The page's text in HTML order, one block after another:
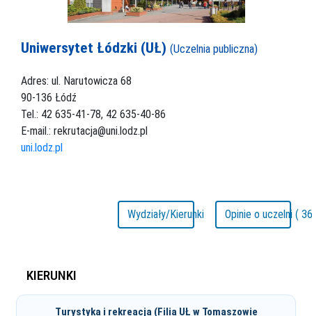
Uniwersytet Łódzki (UŁ) (Uczelnia publiczna)
Adres: ul. Narutowicza 68
90-136 Łódź
Tel.: 42 635-41-78, 42 635-40-86
E-mail.: rekrutacja@uni.lodz.pl
uni.lodz.pl
Wydziały/Kierunki Opinie o uczelni (
KIERUNKI
Turystyka i rekreacja (Filia UŁ w Tomaszowie